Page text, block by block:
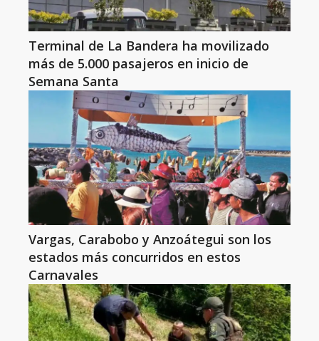
Terminal de La Bandera ha movilizado
más de 5.000 pasajeros en inicio de
Semana Santa
Vargas, Carabobo y Anzoátegui son los
estados más concurridos en estos
Carnavales